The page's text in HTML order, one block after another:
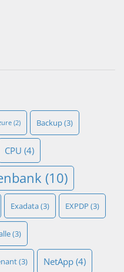
(2) Backup(3)
CPU (4)
(10)
Exadata(3) EXPDP (3)
(3)
(3) NetApp (4)